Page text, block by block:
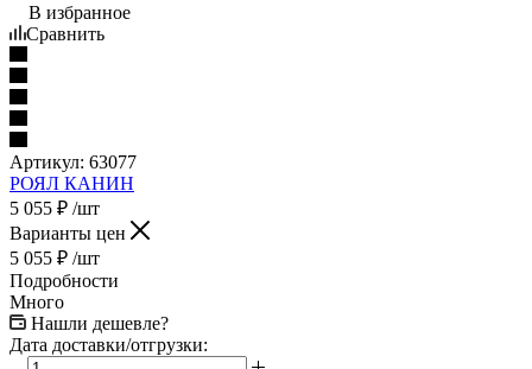
В избранное
Сравнить
Артикул: 63077
РОЯЛ КАНИН
5 055 ₽ /шт
Варианты цен
5 055 ₽ /шт
Подробности
Много
Нашли дешевле?
Дата доставки/отгрузки: